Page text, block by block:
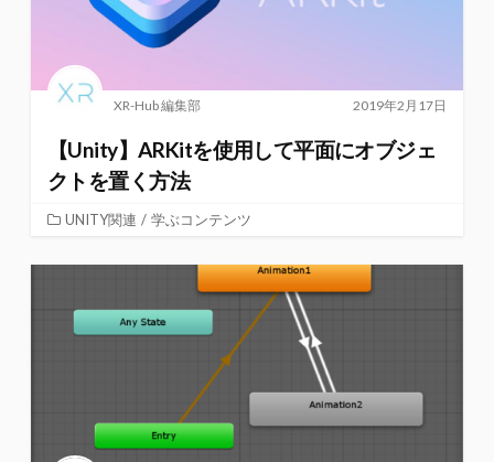
2019年2月17日
XR-Hub 編集部
【Unity】ARKitを使用して平面にオブジェ
クトを置く方法
UNITY関連 / 学ぶコンテンツ